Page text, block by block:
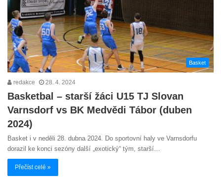
Basket
redakce 28. 4. 2024
Basketbal – starší žáci U15 TJ Slovan
Varnsdorf vs BK Medvědi Tábor (duben
2024)
Basket i v neděli 28. dubna 2024. Do sportovní haly ve Varnsdorfu
dorazil ke konci sezóny další „exotický“ tým, starší…
Přečíst celé »